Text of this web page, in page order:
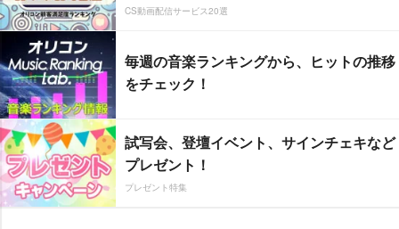
CS動画配信サービス20選
毎週の音楽ランキングから、ヒットの推移
をチェック！
試写会、登壇イベント、サインチェキなど
プレゼント！
プレゼント特集